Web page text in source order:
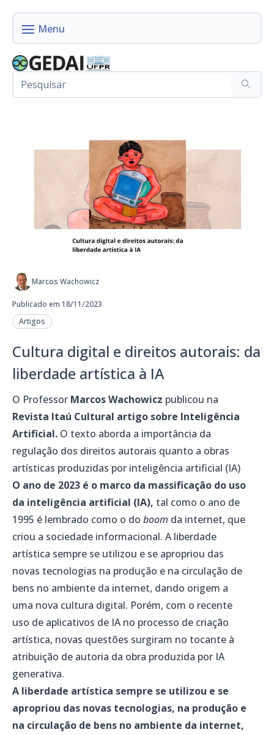
Marcos Wachowicz
Publicado em 18/11/2023
Artigos
Cultura digital e direitos autorais: da
liberdade artística à IA
O Professor Marcos Wachowicz publicou na
Revista Itaú Cultural artigo sobre Inteligência
Artificial. O texto aborda a importância da
regulação dos direitos autorais quanto a obras
artísticas produzidas por inteligência artificial (IA)
O ano de 2023 é o marco da massificação do uso
da inteligência artificial (IA), tal como o ano de
1995 é lembrado como o do boom da internet, que
criou a sociedade informacional. A liberdade
artística sempre se utilizou e se apropriou das
novas tecnologias na produção e na circulação de
bens no ambiente da internet, dando origem a
uma nova cultura digital. Porém, com o recente
uso de aplicativos de IA no processo de criação
artística, novas questões surgiram no tocante à
atribuição de autoria da obra produzida por IA
generativa.
A liberdade artística sempre se utilizou e se
apropriou das novas tecnologias, na produção e
na circulação de bens no ambiente da internet,